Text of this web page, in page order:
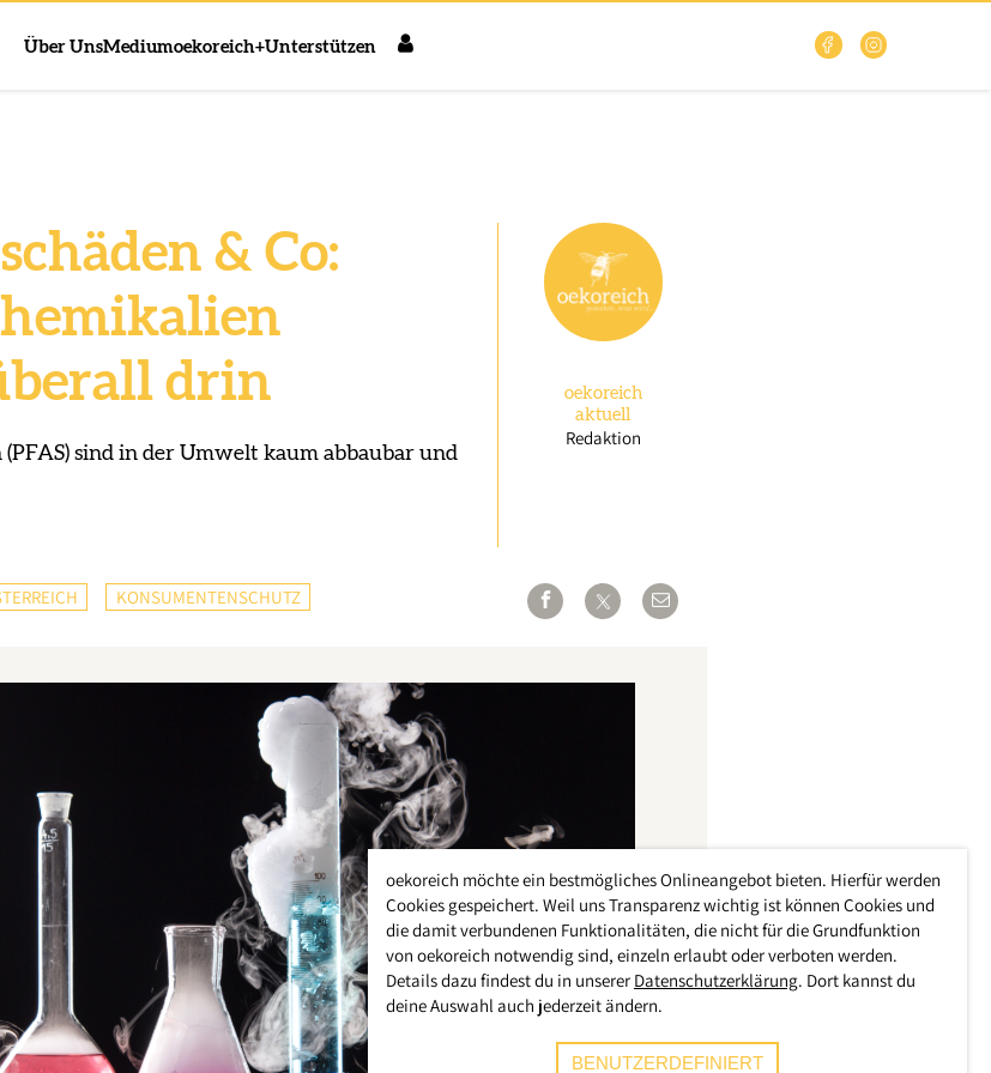
Über UnsMediumoekoreich+Unterstützen
& Co:
drin
sind in der Umwelt kaum abbaubar und
oekoreich
aktuell
Redaktion
KONSUMENTENSCHUTZ
oekoreich möchte ein bestmögliches Onlineangebot bieten. Hierfür werden
Cookies gespeichert. Weil uns Transparenz wichtig ist können Cookies und
die damit verbundenen Funktionalitäten, die nicht für die Grundfunktion
von oekoreich notwendig sind, einzeln erlaubt oder verboten werden.
Details dazu findest du in unserer Datenschutzerklärung. Dort kannst du
deine Auswahl auch jederzeit ändern.
BENUTZERDEFINIERT